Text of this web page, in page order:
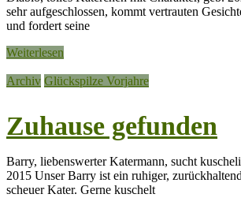
sehr aufgeschlossen, kommt vertrauten
und fordert seine
Weiterlesen
Archiv Glückspilze Vorjahre
Zuhause gefunden
Barry, liebenswerter Katermann, sucht
2015 Unser Barry ist ein ruhiger,
scheuer Kater. Gerne kuschelt